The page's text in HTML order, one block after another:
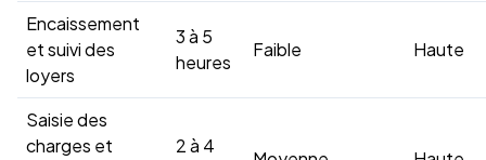
Encaissement
et suivi des
loyers
3 à 5
heures
Faible Haute
Saisie des
charges et
2 à 4